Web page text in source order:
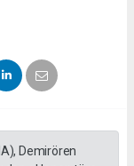
Demirören